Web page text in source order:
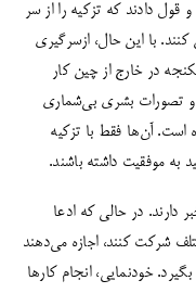
قول دادند که تزکیه را از سر
کنند. با این حال، ازسرگیری
در خارج از چین کار
و تصورات بشری بی‌شماری
آن‌ها فقط با تزکیه
به موفقیت داشته باشند.
دارند. در حالی که ادعا
شرکت کنند، اجازه می‌دهند
خودنمایی، انجام کارها